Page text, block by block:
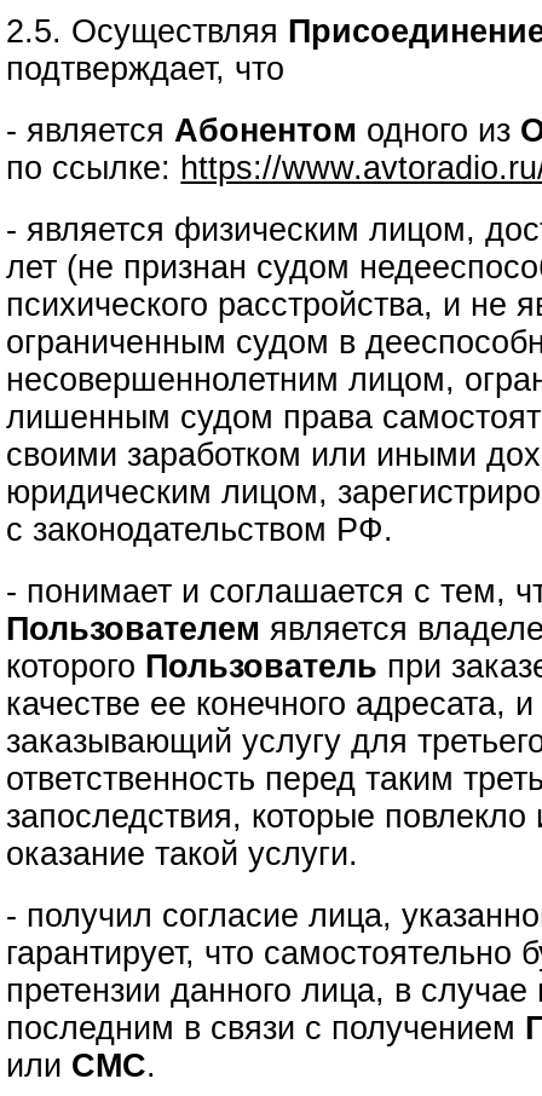
2.5. Осуществляя
подтверждает, что
- являетсяАбонентом одного из
по ссылке: https://
- является физическим лицом,
лет (не признан судом
психического расстройства, и не
ограниченным судом в
несовершеннолетним лицом,
лишенным судом права
своими заработком или иными
юридическим лицом,
с законодательством РФ.
- понимает и соглашается с тем,
Пользователем является
которого Пользователь при
качестве ее конечного адресата,
заказывающий услугу для
ответственность перед таким
запоследствия, которые
оказание такой услуги.
- получил согласие лица,
гарантирует, что самостоятельно
претензии данного лица, в
последним в связи с получением
или СМС.